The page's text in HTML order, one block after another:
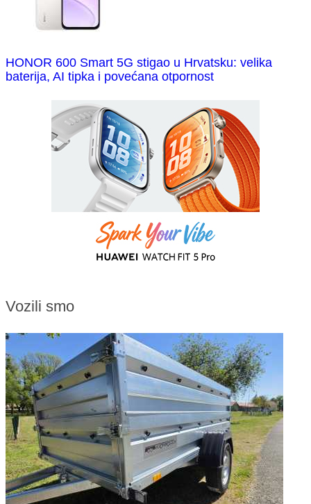
HONOR 600 Smart 5G stigao u Hrvatsku: velika
baterija, AI tipka i povećana otpornost
Vozili smo